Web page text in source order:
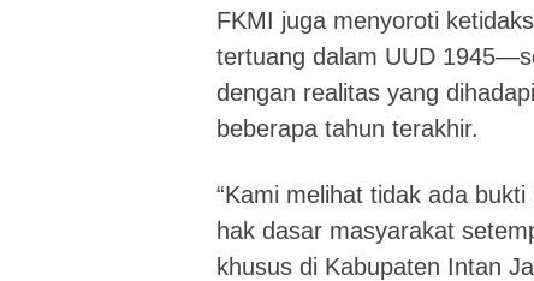
FKMI juga menyoroti
tertuang dalam UUD
dengan realitas yang
beberapa tahun terakhir.
“Kami melihat tidak ada
hak dasar masyarakat
khusus di Kabupaten Intan